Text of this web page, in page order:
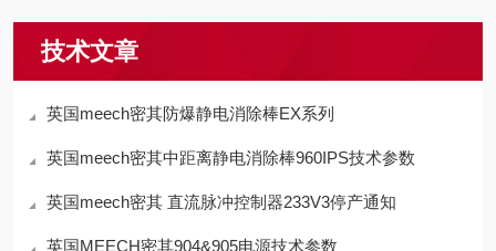
技术文章
英国meech密其防爆静电消除棒EX系列
英国meech密其中距离静电消除棒960IPS技术参数
英国meech密其 直流脉冲控制器233V3停产通知
英国MEECH密其904&905电源技术参数